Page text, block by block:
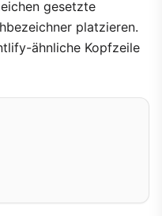
gesetzte
platzieren.
ähnliche Kopfzeile